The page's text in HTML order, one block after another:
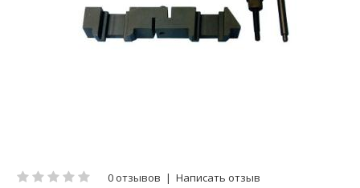
0 отзывов | Написать отзыв